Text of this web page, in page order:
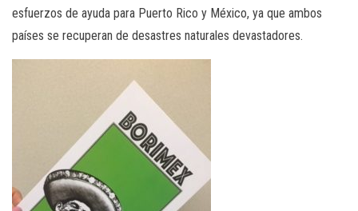
esfuerzos de ayuda para Puerto Rico y México, ya que ambos
países se recuperan de desastres naturales devastadores.